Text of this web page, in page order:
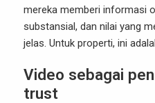
mereka memberi informasi
substansial, dan nilai yang
jelas. Untuk properti, ini
Video sebagai
trust